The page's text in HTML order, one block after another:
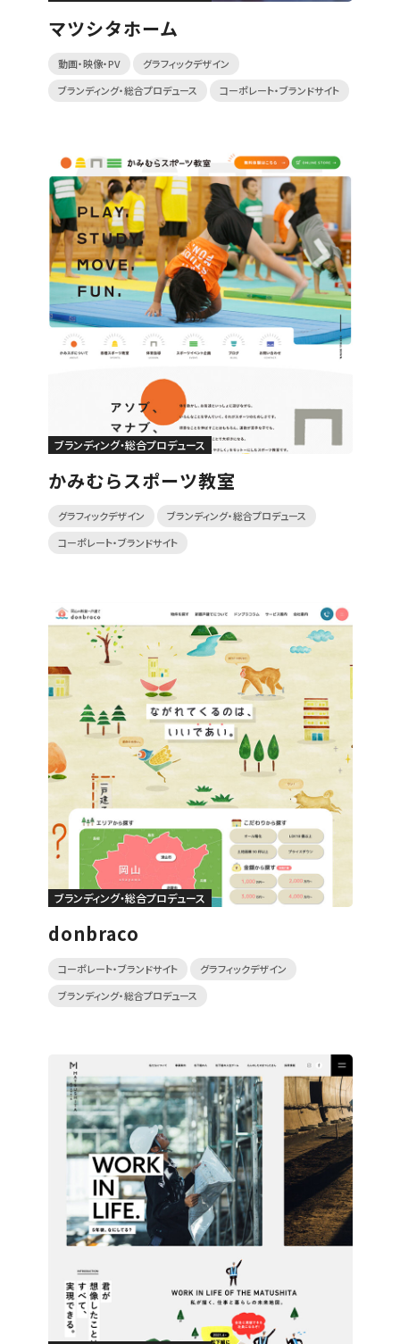
マツシタホーム
動画・映像・PV グラフィックデザイン
ブランディング・総合プロデュース コーポレート・ブランドサイト
ブランディング・総合プロデュース
かみむらスポーツ教室
グラフィックデザイン
ブランディング・総合プロデュース
コーポレート・ブランドサイト
ブランディング・総合プロデュース
donbraco
コーポレート・ブランドサイト グラフィックデザイン
ブランディング・総合プロデュース